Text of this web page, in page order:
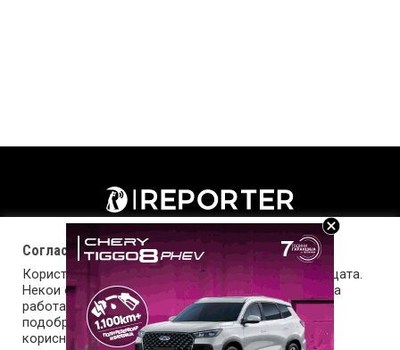
Согласност за колачиња (cookies)
Користиме колачиња за оптимизирање на страницата.
Некои од колачињата се од суштинско значење за
работата на страницата, а други помагаат да ја
подобриме оваа интернет страница и вашето
корисничко искуство. Напомена: задолжителните